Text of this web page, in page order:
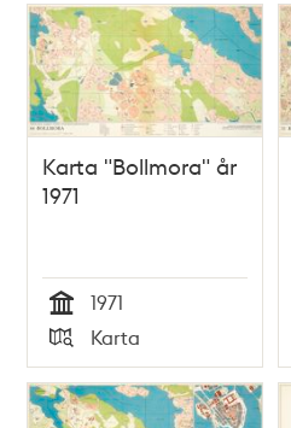
Karta "Bollmora" år
1971
Tid
1971
Typ
Karta